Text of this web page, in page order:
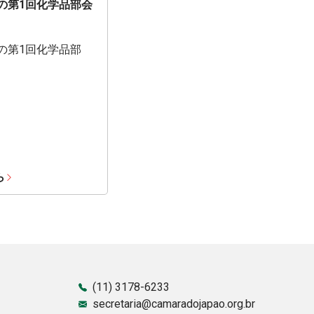
第1回化学品部会
第1回化学品部
(11) 3178-6233
secretaria@camaradojapao.org.br